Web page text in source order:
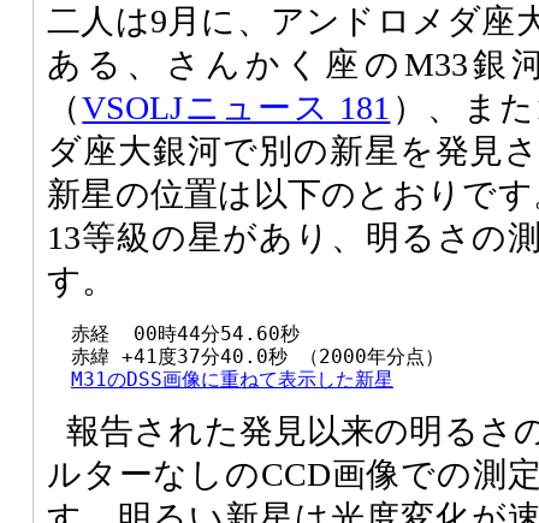
二人は9月に、アンドロメダ座
ある、さんかく座のM33銀
（VSOLJニュース 181 ）、ま
ダ座大銀河で別の新星を発見
新星の位置は以下のとおりで
13等級の星があり、明るさの
す。
  赤経  00時44分54.60秒
  赤緯 +41度37分40.0秒 （2000年分点）
M31のDSS画像に重ねて表示した新星
報告された発見以来の明るさ
ルターなしのCCD画像での測